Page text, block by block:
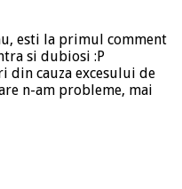
esti la primul comment
si dubiosi :P
din cauza excesului de
n-am probleme, mai